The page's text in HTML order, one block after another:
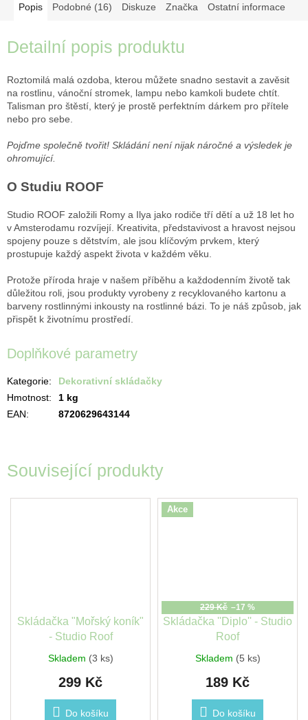
Související produkty
Skládačka "Mořský koník"
- Studio Roof
Skladem (3 ks)
299 Kč
Do košíku
Akce
229 Kč –17 %
Skládačka ''Diplo'' - Studio
Roof
Skladem (5 ks)
189 Kč
Do košíku
Popis Podobné (16) Diskuze Značka Ostatní informace
Detailní popis produktu
Roztomilá malá ozdoba, kterou můžete snadno sestavit a zavěsit
na rostlinu, vánoční stromek, lampu nebo kamkoli budete chtít.
Talisman pro štěstí, který je prostě perfektním dárkem pro přítele
nebo pro sebe.
Pojďme společně tvořit! Skládání není nijak náročné a výsledek je
ohromující.
O Studiu ROOF
Studio ROOF založili Romy a Ilya jako rodiče tří dětí a už 18 let ho
v Amsterodamu rozvíjejí. Kreativita, představivost a hravost nejsou
spojeny pouze s dětstvím, ale jsou klíčovým prvkem, který
prostupuje každý aspekt života v každém věku.
Protože příroda hraje v našem příběhu a každodenním životě tak
důležitou roli, jsou produkty vyrobeny z recyklovaného kartonu a
barveny rostlinnými inkousty na rostlinné bázi. To je náš způsob, jak
přispět k životnímu prostředí.
Doplňkové parametry
Kategorie:
Dekorativní skládačky
Hmotnost:
1 kg
EAN: 8720629643144